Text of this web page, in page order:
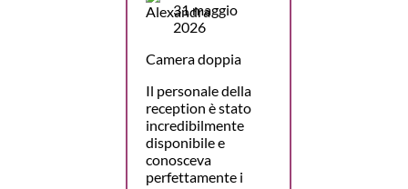
31 maggio
2026
Camera doppia
Il personale della
reception è stato
incredibilmente
disponibile e
conosceva
perfettamente i